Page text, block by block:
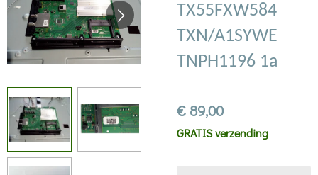
TX55FXW584
TXN/A1SYWE
TNPH1196 1a
€ 89,00
GRATIS verzending